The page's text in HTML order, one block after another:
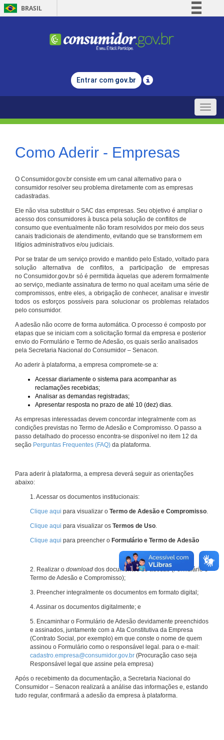
BRASIL
Comunica BR
Legislação
Entrar com gov.br
Toggle
Como Aderir - Empresas
O Consumidor.gov.br consiste em um canal alternativo para o
consumidor resolver seu problema diretamente com as empresas
cadastradas.
Ele não visa substituir o SAC das empresas. Seu objetivo é ampliar o
acesso dos consumidores à busca pela solução de conflitos de
consumo que eventualmente não foram resolvidos por meio dos seus
canais tradicionais de atendimento, evitando que se transformem em
litígios administrativos e/ou judiciais.
Por se tratar de um serviço provido e mantido pelo Estado, voltado para
solução alternativa de conflitos, a participação de empresas
no Consumidor.gov.br só é permitida àquelas que aderem formalmente
ao serviço, mediante assinatura de termo no qual aceitam uma série de
compromissos, entre eles, a obrigação de conhecer, analisar e investir
todos os esforços possíveis para solucionar os problemas relatados
pelo consumidor.
A adesão não ocorre de forma automática. O processo é composto por
etapas que se iniciam com a solicitação formal da empresa e posterior
envio do Formulário e Termo de Adesão, os quais serão analisados
pela Secretaria Nacional do Consumidor – Senacon.
Ao aderir à plataforma, a empresa compromete-se a:
Acessar diariamente o sistema para acompanhar as
reclamações recebidas;
Analisar as demandas registradas;
Apresentar resposta no prazo de até 10 (dez) dias.
As empresas interessadas devem concordar integralmente com as
condições previstas no Termo de Adesão e Compromisso. O passo a
passo detalhado do processo encontra-se disponível no item 12 da
seção Perguntas Frequentes (FAQ) da plataforma.
Para aderir à plataforma, a empresa deverá seguir as orientações
abaixo:
1. Acessar os documentos institucionais:
Clique aqui para visualizar o Termo de Adesão e Compromisso.
Clique aqui para visualizar os Termos de Uso.
Clique aqui para preencher o Formulário e Termo de Adesão
2. Realizar o download dos documentos de adesão (Formulário e
Termo de Adesão e Compromisso);
3. Preencher integralmente os documentos em formato digital;
4. Assinar os documentos digitalmente; e
5. Encaminhar o Formulário de Adesão devidamente preenchidos
e assinados, juntamente com a Ata Constitutiva da Empresa
(Contrato Social, por exemplo) em que conste o nome de quem
assinou o Formulário como o responsável legal. para o e-mail:
cadastro.empresa@consumidor.gov.br (Procuração caso seja
Responsável legal que assine pela empresa)
Após o recebimento da documentação, a Secretaria Nacional do
Consumidor – Senacon realizará a análise das informações e, estando
tudo regular, confirmará a adesão da empresa à plataforma.